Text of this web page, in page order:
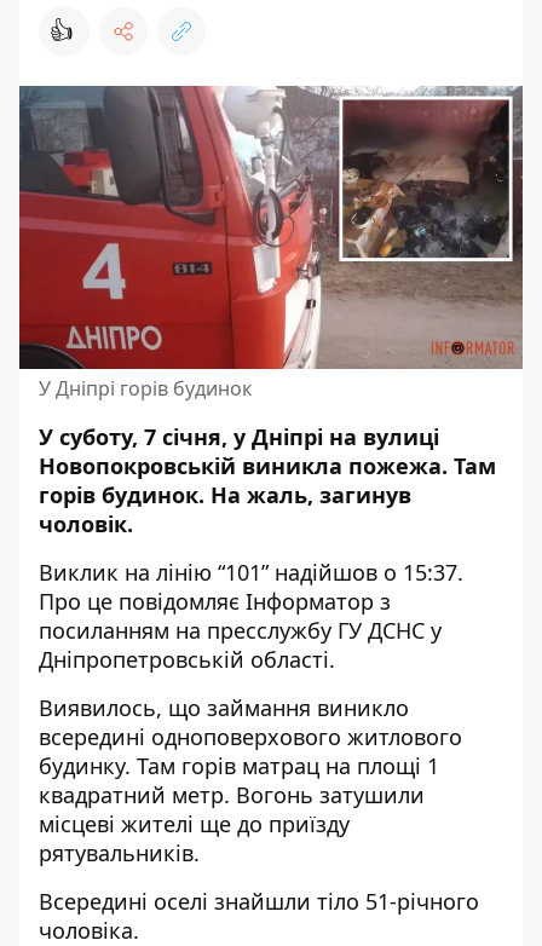
👍
У Дніпрі горів будинок
У суботу, 7 січня, у Дніпрі на вулиці
Новопокровській виникла пожежа. Там
горів будинок. На жаль, загинув
чоловік.
Виклик на лінію “101” надійшов о 15:37.
Про це повідомляє Інформатор з
посиланням на пресслужбу ГУ ДСНС у
Дніпропетровській області.
Виявилось, що займання виникло
всередині одноповерхового житлового
будинку. Там горів матрац на площі 1
квадратний метр. Вогонь затушили
місцеві жителі ще до приїзду
рятувальників.
Всередині оселі знайшли тіло 51-річного
чоловіка.